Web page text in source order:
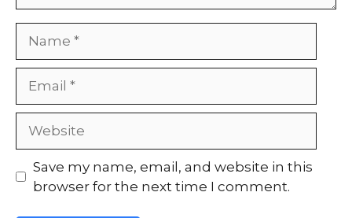
Save my name, email, and website in this
browser for the next time I comment.